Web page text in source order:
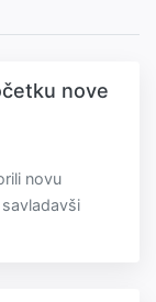
nove
novu